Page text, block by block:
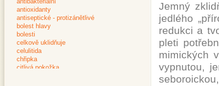
Jemný
jedlého
redukci a
pleti
mimických
vypnutou,